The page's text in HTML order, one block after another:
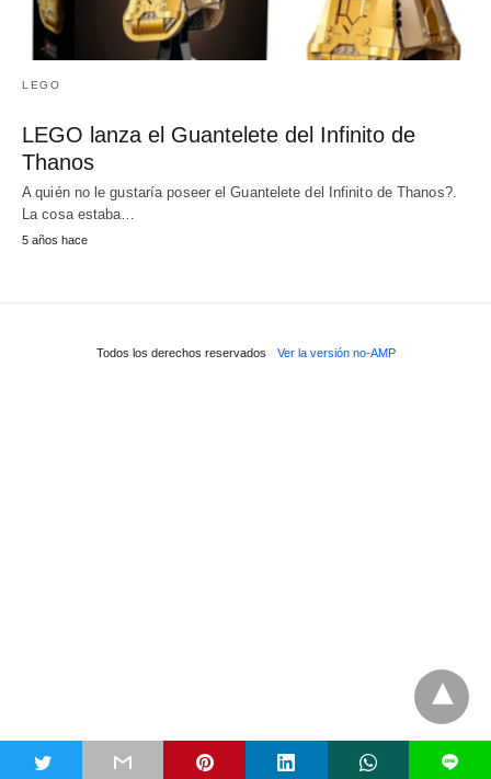
LEGO
LEGO lanza el Guantelete del Infinito de
Thanos
A quién no le gustaría poseer el Guantelete del Infinito de Thanos?.
La cosa estaba…
5 años hace
Todos los derechos reservados Ver la versión no-AMP
L